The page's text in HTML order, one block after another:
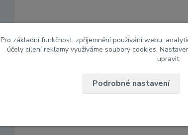
Pro základní funkčnost, zpříjemnění používání webu,
účely cílení reklamy využíváme soubory cookies.
upravit.
Podrobné nastavení